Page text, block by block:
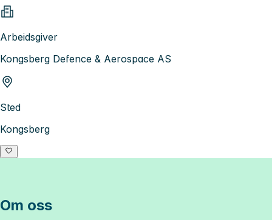
Arbeidsgiver
Kongsberg Defence & Aerospace AS
Sted
Kongsberg
Om oss